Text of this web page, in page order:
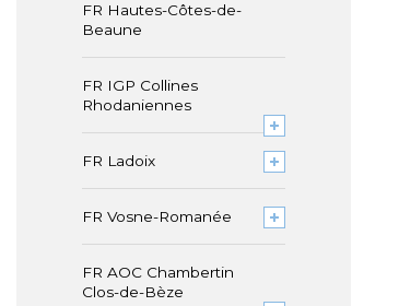
FR Hautes-Côtes-de-
Beaune
FR IGP Collines
Rhodaniennes
FR Ladoix
FR Vosne-Romanée
FR AOC Chambertin
Clos-de-Bèze